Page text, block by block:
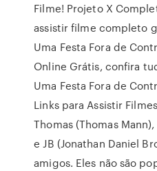
Filme! Projeto X
assistir filme completo
Uma Festa Fora de
Online Grátis, confira
Uma Festa Fora de
Links para Assistir
Thomas (Thomas
e JB (Jonathan Daniel
amigos. Eles não são